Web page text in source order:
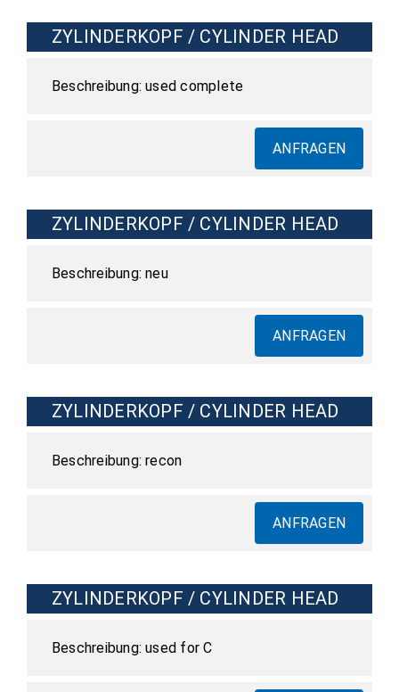
ZYLINDERKOPF / CYLINDER HEAD
used complete
ANFRAGEN
ZYLINDERKOPF / CYLINDER HEAD
neu
ANFRAGEN
ZYLINDERKOPF / CYLINDER HEAD
recon
ANFRAGEN
ZYLINDERKOPF / CYLINDER HEAD
used for C